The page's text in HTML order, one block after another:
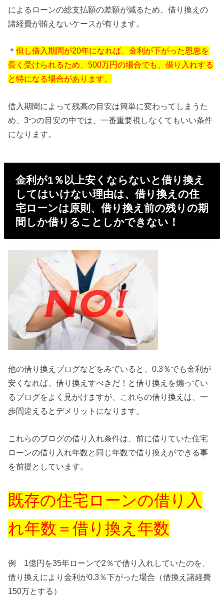
によるローンの総支払額の差額が減るため、借り換えの
諸経費が賄えないケースが有ります。
＊但し借入期間が20年になれば、金利が下がった恩恵を
長く受けられるため、500万円の場合でも、借り入れする
と特になる場合があります。
借入期間によって残高の目安は簡単に変わってしまうた
め、3つの目安の中では、一番重要視しなくてもいい条件
になります。
金利が1％以上安くならないと借り換え
してはいけない理由は、借り換えの住
宅ローンは原則、借り換え前の残りの期
間しか借りることしかできない！
他の借り換えブログなどをみていると、0.3％でも金利が
安くなれば、借り換えすべきだ！と借り換えを煽ってい
るブログをよく見かけますが、これらの借り換えは、一
歩間違えるとデメリットになります。
これらのブログの借り入れ条件は、前に借りていた住宅
ローンの借り入れ年数と同じ年数で借り換えができる事
を前提としています。
既存の住宅ローンの借り入
れ年数＝借り換え年数
例 1億円を35年ローンで2％で借り入れしていたのを、
借り換えにより金利が0.3％下がった場合（借換え諸経費
150万とする）